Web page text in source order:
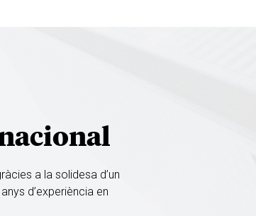
a la solidesa d’un
d’experiència en